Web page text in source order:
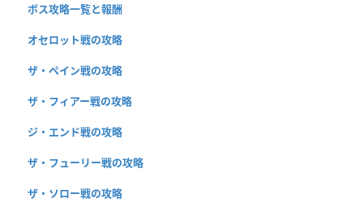
ボス攻略一覧と報酬
オセロット戦の攻略
ザ・ペイン戦の攻略
ザ・フィアー戦の攻略
ジ・エンド戦の攻略
ザ・フューリー戦の攻略
ザ・ソロー戦の攻略